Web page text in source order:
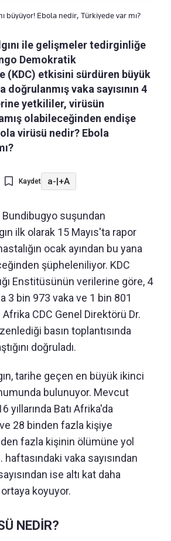
büyüyor! Ebola nedir, Türkiyede var mı?
ile gelişmeler tedirginliğe
Demokratik
(KDC) etkisini sürdüren büyük
doğrulanmış vaka sayısının 4
yetkililer, virüsün
olabileceğinden endişe
virüsü nedir? Ebola
Kaydet a-|+A
suşundan
ilk olarak 15 Mayıs'ta rapor
ocak ayından bu yana
şüpheleniliyor. KDC
Enstitüsünün verilerine göre, 4
3 bin 973 vaka ve 1 bin 801
CDC Genel Direktörü Dr.
basın toplantısında
doğruladı.
tarihe geçen en büyük ikinci
bulunuyor. Mevcut
yıllarında Batı Afrika'da
28 binden fazla kişiye
fazla kişinin ölümüne yol
haftasındaki vaka sayısından
ise altı kat daha
koyuyor.
NEDİR?